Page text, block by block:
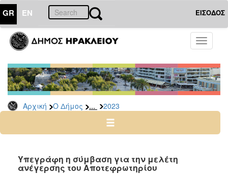
GR EN ΕΙΣΟΔΟΣ
Toggle
Αρχική Ο Δήμος ... 2023
ΔΗΜΟΣ
Δελτία
Τύπου
Αρχείο
2026
2024
2022
Υπεγράφη η σύμβαση για την μελέτη
ανέγερσης του Αποτεφρωτηρίου